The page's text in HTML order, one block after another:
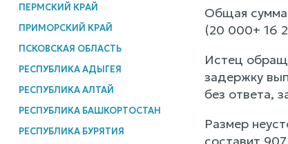
ПЕРМСКИЙ КРАЙ
ПРИМОРСКИЙ КРАЙ
ПСКОВСКАЯ ОБЛАСТЬ
РЕСПУБЛИКА АДЫГЕЯ
РЕСПУБЛИКА АЛТАЙ
РЕСПУБЛИКА БАШКОРТОСТАН
РЕСПУБЛИКА БУРЯТИЯ
Общая сумма
(20 000+ 16
Истец
задержку
без ответа,
Размер